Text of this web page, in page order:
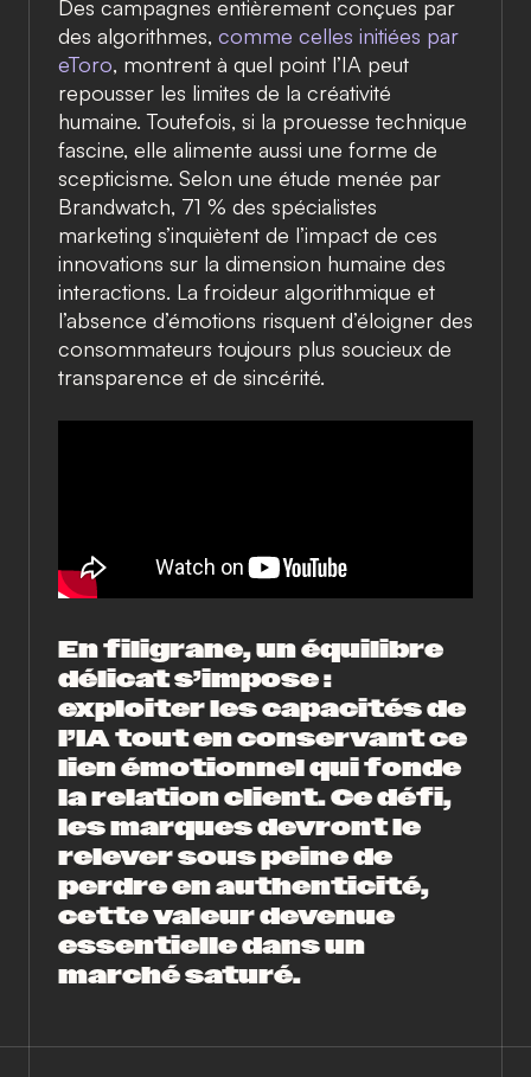
Des campagnes entièrement conçues par
des algorithmes, comme celles initiées par
eToro, montrent à quel point l’IA peut
repousser les limites de la créativité
humaine. Toutefois, si la prouesse technique
fascine, elle alimente aussi une forme de
scepticisme. Selon une étude menée par
Brandwatch, 71 % des spécialistes
marketing s’inquiètent de l’impact de ces
innovations sur la dimension humaine des
interactions. La froideur algorithmique et
l’absence d’émotions risquent d’éloigner des
consommateurs toujours plus soucieux de
transparence et de sincérité.
En filigrane, un équilibre
délicat s’impose :
exploiter les capacités de
l’IA tout en conservant ce
lien émotionnel qui fonde
la relation client. Ce défi,
les marques devront le
relever sous peine de
perdre en authenticité,
cette valeur devenue
essentielle dans un
marché saturé.